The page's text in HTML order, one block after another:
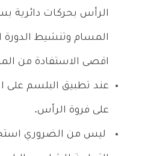
الرأس بحركات دائرية
المسام وتنشيط الدورة
اقصى الاستفادة من
عند تطبيق البلسم على
على فروة الرأس.
ليس من الضروري